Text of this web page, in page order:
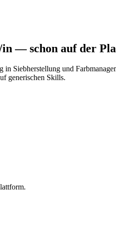
in — schon auf der
Siebherstellung und
generischen Skills.